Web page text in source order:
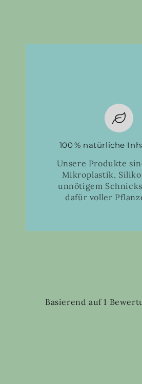
100 % natürliche
Unsere Produkte
Mikroplastik,
unnötigem
dafür voller
Basierend auf 1